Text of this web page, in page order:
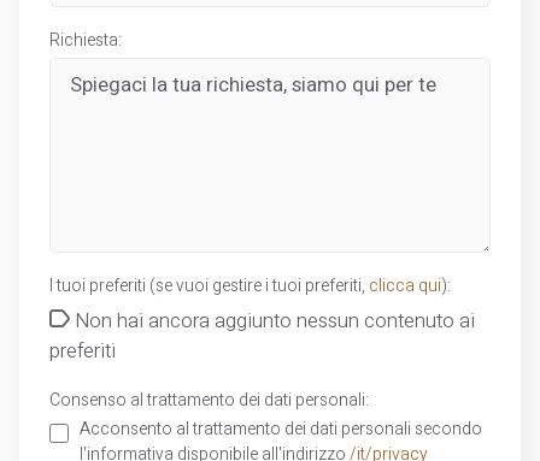
Richiesta:
I tuoi preferiti (se vuoi gestire i tuoi preferiti, clicca qui):
Non hai ancora aggiunto nessun contenuto ai
preferiti
Consenso al trattamento dei dati personali:
Acconsento al trattamento dei dati personali secondo
l'informativa disponibile all'indirizzo /it/privacy